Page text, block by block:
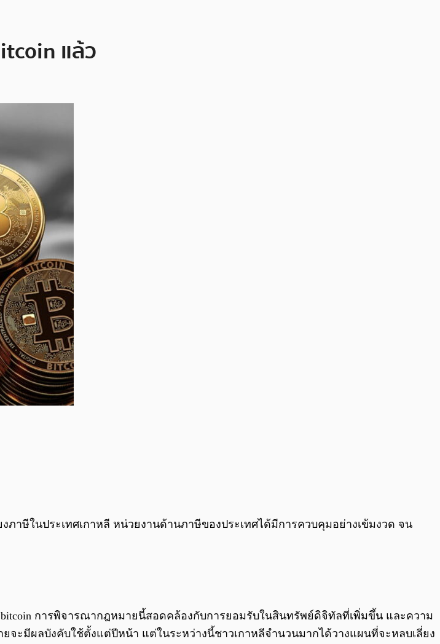
แล้ว
0:00/
าษีในประเทศเกาหลี หน่วยงานด้านภาษีของประเทศได้มีการควบคุมอย่างเข้มงวด จน
การพิจารณากฎหมายนี้สอดคล้องกับการยอมรับในสินทรัพย์ดิจิทัลที่เพิ่มขึ้น และความ
ะมีผลบังคับใช้ตั้งแต่ปีหน้า แต่ในระหว่างนี้ชาวเกาหลีจำนวนมากได้วางแผนที่จะหลบเลี่ยง